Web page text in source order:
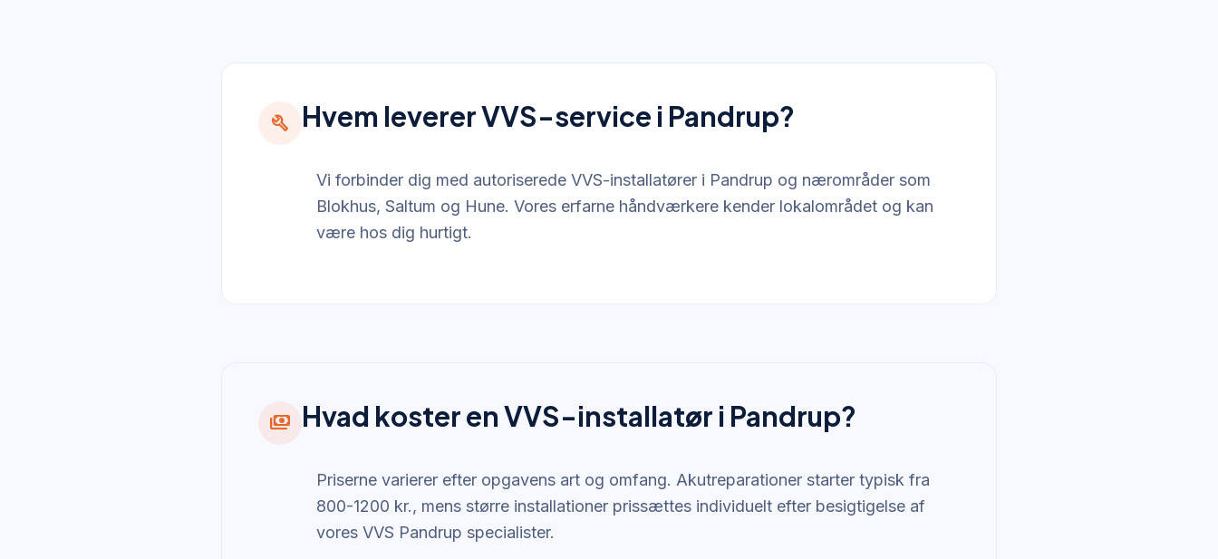
build Hvem leverer VVS-service i Pandrup?
Vi forbinder dig med autoriserede VVS-installatører i Pandrup og nærområder som
Blokhus, Saltum og Hune. Vores erfarne håndværkere kender lokalområdet og kan
være hos dig hurtigt.
payments Hvad koster en VVS-installatør i Pandrup?
Priserne varierer efter opgavens art og omfang. Akutreparationer starter typisk fra
800-1200 kr., mens større installationer prissættes individuelt efter besigtigelse af
vores VVS Pandrup specialister.